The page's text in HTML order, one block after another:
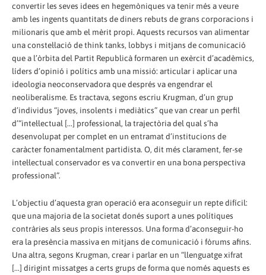
convertir les seves idees en hegemòniques va tenir més a veure
amb les ingents quantitats de diners rebuts de grans corporacions i
milionaris que amb el mèrit propi. Aquests recursos van alimentar
una constel·lació de think tanks, lobbys i mitjans de comunicació
que a l’òrbita del Partit Republicà formaren un exèrcit d’acadèmics,
líders d’opinió i polítics amb una missió: articular i aplicar una
ideologia neoconservadora que després va engendrar el
neoliberalisme. Es tractava, segons escriu Krugman, d’un grup
d’individus “joves, insolents i mediàtics” que van crear un perfil
d’“intel·lectual [...] professional, la trajectòria del qual s’ha
desenvolupat per complet en un entramat d’institucions de
caràcter fonamentalment partidista. O, dit més clarament, fer-se
intel·lectual conservador es va convertir en una bona perspectiva
professional”.
L’objectiu d’aquesta gran operació era aconseguir un repte difícil:
que una majoria de la societat donés suport a unes polítiques
contràries als seus propis interessos. Una forma d’aconseguir-ho
era la presència massiva en mitjans de comunicació i fòrums afins.
Una altra, segons Krugman, crear i parlar en un “llenguatge xifrat
[...] dirigint missatges a certs grups de forma que només aquests es